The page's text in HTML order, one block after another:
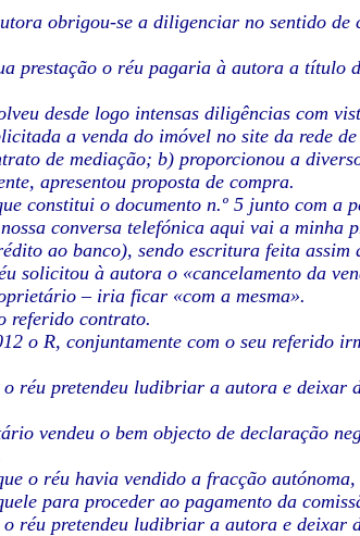
obrigou-se a diligenciar no sentido de
prestação o réu pagaria à autora a título
desde logo intensas diligências com
a venda do imóvel no site da rede
de mediação; b) proporcionou a
apresentou proposta de compra.
constitui o documento n.º 5 junto com
conversa telefónica aqui vai a minha
ao banco), sendo escritura feita assim
solicitou à autora o «cancelamento da
– iria ficar «com a mesma».
referido contrato.
o R, conjuntamente com o seu referido
réu pretendeu ludibriar a autora e deixar
vendeu o bem objecto de declaração
o réu havia vendido a fracção
para proceder ao pagamento da
réu pretendeu ludibriar a autora e deixar